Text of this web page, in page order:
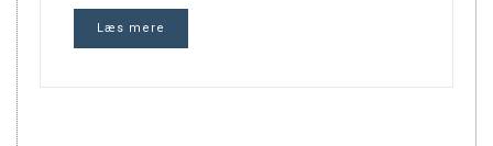
Læs mere